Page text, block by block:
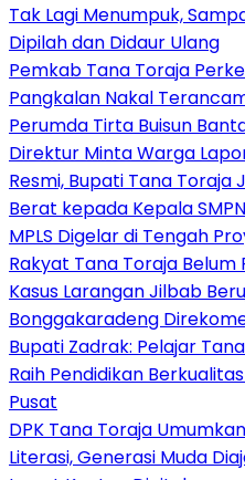
Tak Lagi Menumpuk,
Dipilah dan Didaur Ulang
Pemkab Tana Toraja
Pangkalan Nakal
Perumda Tirta Buisun
Direktur Minta Warga
Resmi, Bupati Tana Toraja
Berat kepada Kepala
MPLS Digelar di Tengah
Rakyat Tana Toraja Belum
Kasus Larangan Jilbab
Bonggakaradeng
Bupati Zadrak: Pelajar
Raih Pendidikan
Pusat
DPK Tana Toraja
Literasi, Generasi Muda